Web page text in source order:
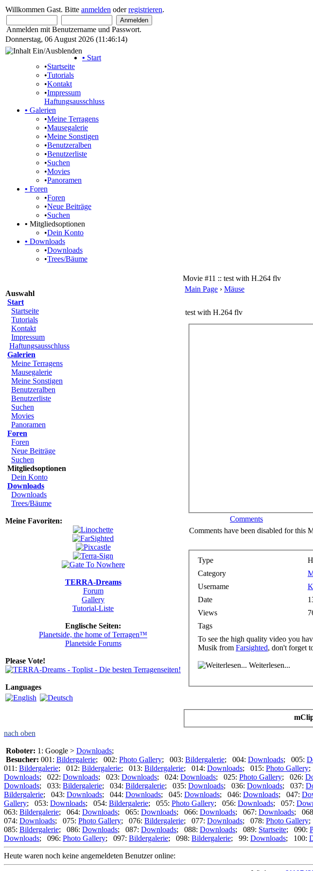
Willkommen Gast. Bitte anmelden oderregistrieren.
Anmelden mit Benutzername und Passwort.
Donnerstag, 06 August 2026 (11:46:14)
• Start
•Startseite
•Tutorials
•Kontakt
•Impressum
Haftungsausschluss
• Galerien
•Meine Terragens
•Mausegalerie
•Meine Sonstigen
•Benutzeralben
•Benutzerliste
•Suchen
•Movies
•Panoramen
• Foren
•Foren
•Neue Beiträge
•Suchen
• Mitgliedsoptionen
•Dein Konto
• Downloads
•Downloads
•Trees/Bäume
Auswahl
Start
Startseite
Tutorials
Kontakt
Impressum
Haftungsausschluss
Galerien
Meine Terragens
Mausegalerie
Meine Sonstigen
Benutzeralben
Benutzerliste
Suchen
Movies
Panoramen
Foren
Foren
Neue Beiträge
Suchen
Mitgliedsoptionen
Dein Konto
Downloads
Downloads
Trees/Bäume
Meine Favoriten:
TERRA-Dreams
Forum
Gallery
Tutorial-Liste
Englische Seiten:
Planetside, the home of Terragen™
Planetside Forums
Please Vote!
Languages
Movie #11 :: test with H.264 flv
Main Page › Mäuse
test with H.264 flv
Comments
Comments have been disabled for this
Type
Category
Username
Date
Views
Tags
To see the high quality video you
Musik from Farsighted, don't forget
Weiterlesen...
nach oben
Roboter: 1: Google > Downloads;
Besucher: 001: Bildergalerie; 002: Photo Gallery; 003: Bildergalerie; 004: Downloads; 005:
011: Bildergalerie; 012: Bildergalerie; 013: Bildergalerie; 014: Downloads; 015: Photo Gallery;
Downloads; 022: Downloads; 023: Downloads; 024: Downloads; 025: Photo Gallery; 026:
Downloads; 033: Bildergalerie; 034: Bildergalerie; 035: Downloads; 036: Downloads; 037:
Bildergalerie; 043: Downloads; 044: Downloads; 045: Downloads; 046: Downloads; 047:
Gallery; 053: Downloads; 054: Bildergalerie; 055: Photo Gallery; 056: Downloads; 057:
063: Bildergalerie; 064: Downloads; 065: Downloads; 066: Downloads; 067: Downloads;
074: Downloads; 075: Photo Gallery; 076: Bildergalerie; 077: Downloads; 078: Photo Gallery;
085: Bildergalerie; 086: Downloads; 087: Downloads; 088: Downloads; 089: Startseite; 090:
Downloads; 096: Photo Gallery; 097: Bildergalerie; 098: Bildergalerie; 99: Downloads; 100:
Heute waren noch keine angemeldeten Benutzer online: